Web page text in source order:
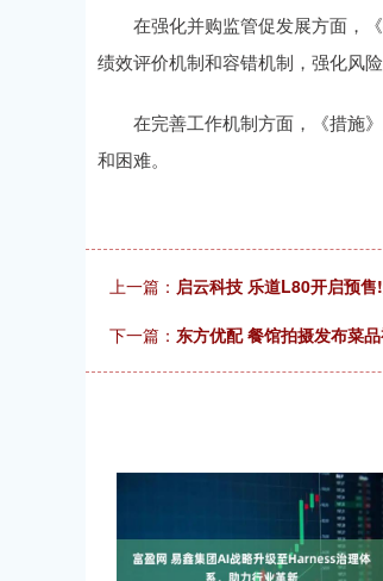
在强化并购监管促发展方面，《
绩效评价机制和容错机制，强化风
在完善工作机制方面，《措施》
和困难。
上一篇： 启云科技 乐道L80开启预
下一篇： 东方优配 餐馆拍摄发布菜